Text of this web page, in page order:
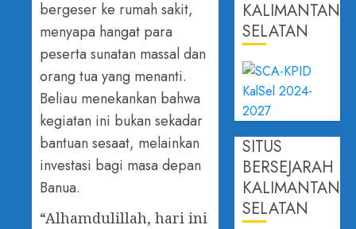
bergeser ke rumah sakit,
menyapa hangat para
peserta sunatan massal dan
orang tua yang menanti.
Beliau menekankan bahwa
kegiatan ini bukan sekadar
bantuan sesaat, melainkan
investasi bagi masa depan
Banua.
“Alhamdulillah, hari ini
KALIMANTAN
SELATAN
SITUS
BERSEJARAH
KALIMANTAN
SELATAN